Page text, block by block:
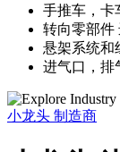
手推车，卡
转向零部件
悬架系统和
进气口，排
小龙头 制造商